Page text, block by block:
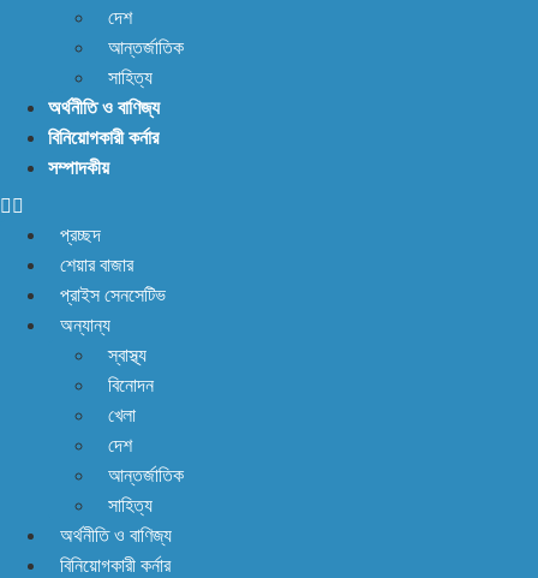
প্রাণ ফিরছে, বাড়ছে লেনদেন, বাজারের পরবর্তী গন্তব্য কোথায়?
শেয়ারবাজার, নেপথ্যে কী?
দেশ
আন্তর্জাতিক
সাহিত্য
অর্থনীতি ও বাণিজ্য
বিনিয়োগকারী কর্নার
সম্পাদকীয়
প্রচ্ছদ
শেয়ার বাজার
প্রাইস সেনসেটিভ
অন্যান্য
স্বাস্থ্য
বিনোদন
খেলা
দেশ
আন্তর্জাতিক
সাহিত্য
অর্থনীতি ও বাণিজ্য
বিনিয়োগকারী কর্নার